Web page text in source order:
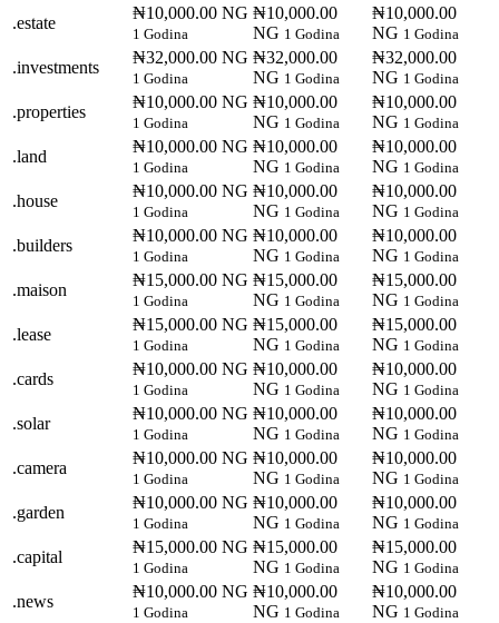
.estate
₦10,000.00 NG
1 Godina
₦10,000.00
NG 1 Godina
₦10,000.00
NG 1 Godina
.investments
₦32,000.00 NG
1 Godina
₦32,000.00
NG 1 Godina
₦32,000.00
NG 1 Godina
.properties
₦10,000.00 NG
1 Godina
₦10,000.00
NG 1 Godina
₦10,000.00
NG 1 Godina
.land
₦10,000.00 NG
1 Godina
₦10,000.00
NG 1 Godina
₦10,000.00
NG 1 Godina
.house
₦10,000.00 NG
1 Godina
₦10,000.00
NG 1 Godina
₦10,000.00
NG 1 Godina
.builders
₦10,000.00 NG
1 Godina
₦10,000.00
NG 1 Godina
₦10,000.00
NG 1 Godina
.maison
₦15,000.00 NG
1 Godina
₦15,000.00
NG 1 Godina
₦15,000.00
NG 1 Godina
.lease
₦15,000.00 NG
1 Godina
₦15,000.00
NG 1 Godina
₦15,000.00
NG 1 Godina
.cards
₦10,000.00 NG
1 Godina
₦10,000.00
NG 1 Godina
₦10,000.00
NG 1 Godina
.solar
₦10,000.00 NG
1 Godina
₦10,000.00
NG 1 Godina
₦10,000.00
NG 1 Godina
.camera
₦10,000.00 NG
1 Godina
₦10,000.00
NG 1 Godina
₦10,000.00
NG 1 Godina
.garden
₦10,000.00 NG
1 Godina
₦10,000.00
NG 1 Godina
₦10,000.00
NG 1 Godina
.capital
₦15,000.00 NG
1 Godina
₦15,000.00
NG 1 Godina
₦15,000.00
NG 1 Godina
.news
₦10,000.00 NG
1 Godina
₦10,000.00
NG 1 Godina
₦10,000.00
NG 1 Godina